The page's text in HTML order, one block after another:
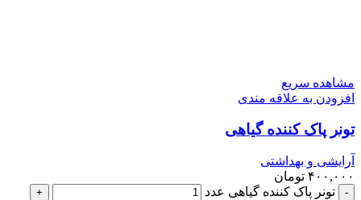
مشاهده سریع
افزودن به علاقه مندی
تونر پاک کننده گیاهی
آرایشی و بهداشتی
۴۰۰,۰۰۰ تومان
تونر پاک کننده گیاهی عدد